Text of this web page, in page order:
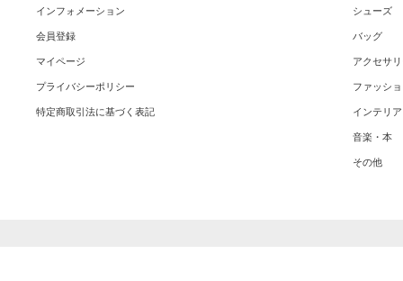
インフォメーション
会員登録
マイページ
プライバシーポリシー
特定商取引法に基づく表記
シューズ
バッグ
アクセサ
ファッシ
インテリア
音楽・本
その他